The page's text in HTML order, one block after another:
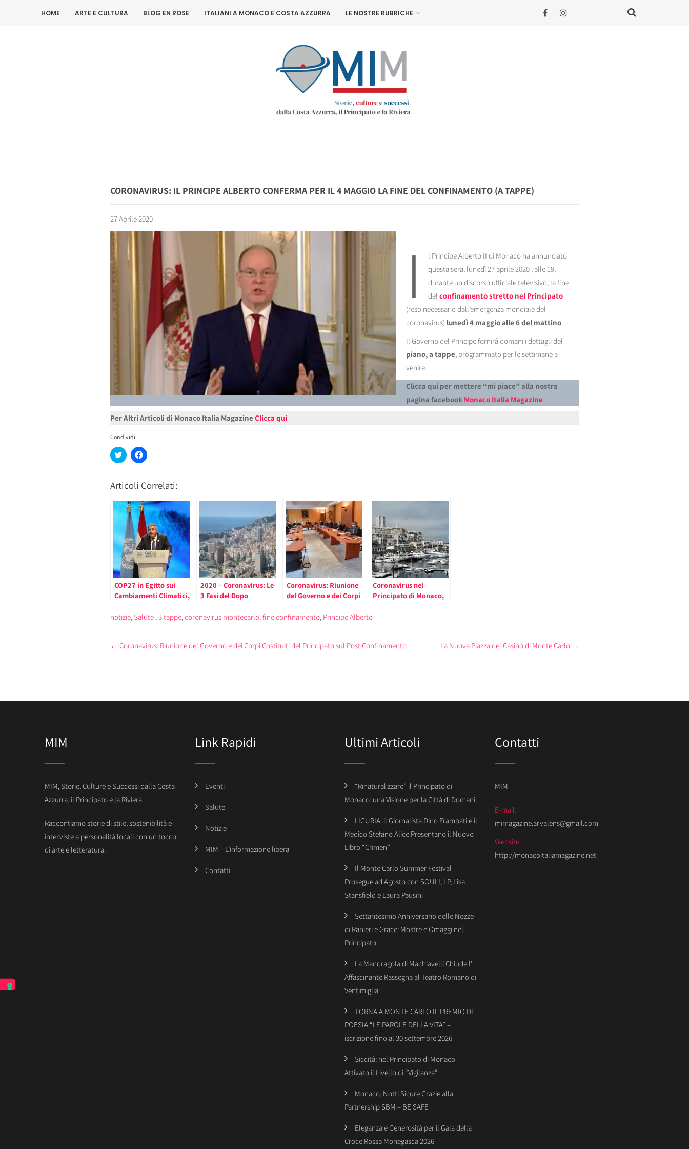
HOME ARTE E CULTURA BLOG EN ROSE ITALIANI A MONACO E COSTA AZZURRA LE NOSTRE RUBRICHE
CORONAVIRUS: IL PRINCIPE ALBERTO CONFERMA PER IL 4 MAGGIO LA FINE DEL CONFINAMENTO (A TAPPE)
27 Aprile 2020
I
l Principe Alberto II di Monaco ha annunciato
questa sera, lunedì 27 aprile 2020 , alle 19,
durante un discorso ufficiale televisivo, la fine
delconfinamento stretto nel Principato
(reso necessario dall’emergenza mondiale del
coronavirus) lunedì 4 maggio alle 6 del mattino.
Il Governo del Principe fornirà domani i dettagli del
piano, a tappe, programmato per le settimane a
venire.
Clicca qui per mettere “mi piace” alla nostra
pagina facebook Monaco Italia Magazine
Per Altri Articoli di Monaco Italia Magazine Clicca qui
Condividi:
Fai
clic
condividere
su
(Si
apre
in
una
nuova
finestra)
Fai
clic
su
Facebook
apre
in
una
nuova
finestra)
Articoli Correlati:
COP27 in Egitto sui
Cambiamenti Climatici,
Conferma l’Impegno del
2020 – Coronavirus: Le
3 Fasi del Dopo
Principato di Monaco
Coronavirus: Riunione
del Governo e dei Corpi
sul Post Confinamento
Coronavirus nel
Principato di Monaco,
Confinamento
notizie, Salute ,3 tappe,coronavirus montecarlo,fine confinamento, Principe Alberto
Post
navigation
← Coronavirus: Riunione del Governo e dei Corpi Costituiti del Principato sul Post Confinamento La Nuova Piazza del Casinò di Monte Carlo →
MIM
MIM, Storie, Culture e Successi dalla Costa
Azzurra, il Principato e la Riviera.
Raccontiamo storie di stile, sostenibilità e
interviste a personalità locali con un tocco
di arte e letteratura.
Link Rapidi
Eventi
Salute
Notizie
MIM – L’informazione libera
Contatti
Ultimi Articoli
“Rinaturalizzare” il Principato di
Monaco: una Visione per la Città di Domani
LIGURIA: il Giornalista Dino Frambati e il
Medico Stefano Alice Presentano il Nuovo
Libro “Crimen”
Il Monte Carlo Summer Festival
Prosegue ad Agosto con SOUL!, LP, Lisa
Stansfield e Laura Pausini
Settantesimo Anniversario delle Nozze
di Ranieri e Grace: Mostre e Omaggi nel
Principato
La Mandragola di Machiavelli Chiude l’
Affascinante Rassegna al Teatro Romano di
Ventimiglia
TORNA A MONTE CARLO IL PREMIO DI
POESIA “LE PAROLE DELLA VITA” –
iscrizione fino al 30 settembre 2026
Siccità: nel Principato di Monaco
Attivato il Livello di “Vigilanza”
Monaco, Notti Sicure Grazie alla
Partnership SBM – BE SAFE
Eleganza e Generosità per il Gala della
Croce Rossa Monegasca 2026
Contatti
MIM
E-mail:
mimagazine.arvalens@gmail.com
Website:
http://monacoitaliamagazine.net